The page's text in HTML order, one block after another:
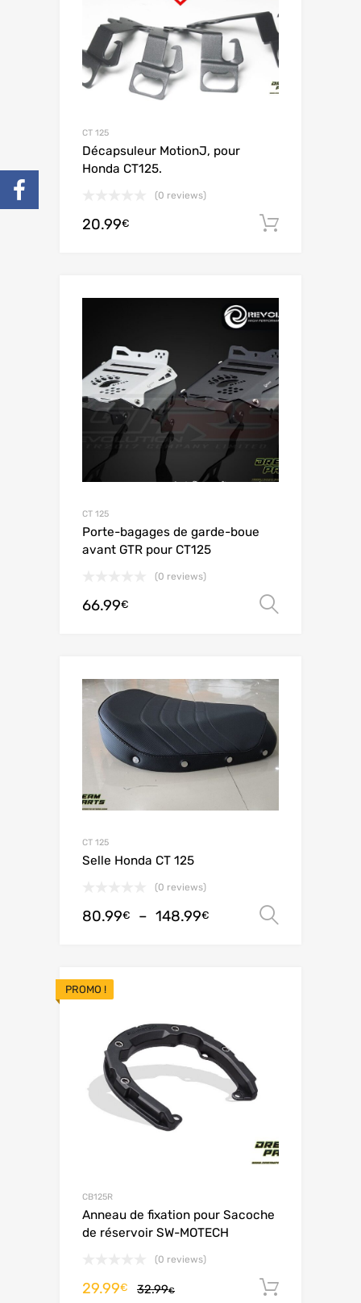
CT 125
Décapsuleur MotionJ, pour
Honda CT125.
(0 reviews)
20.99€
CT 125
Porte-bagages de garde-boue
avant GTR pour CT125
(0 reviews)
66.99€
CT 125
Selle Honda CT 125
(0 reviews)
80.99€ – 148.99€
PROMO !
CB125R
Anneau de fixation pour Sacoche
de réservoir SW-MOTECH
(0 reviews)
32.99€
29.99€